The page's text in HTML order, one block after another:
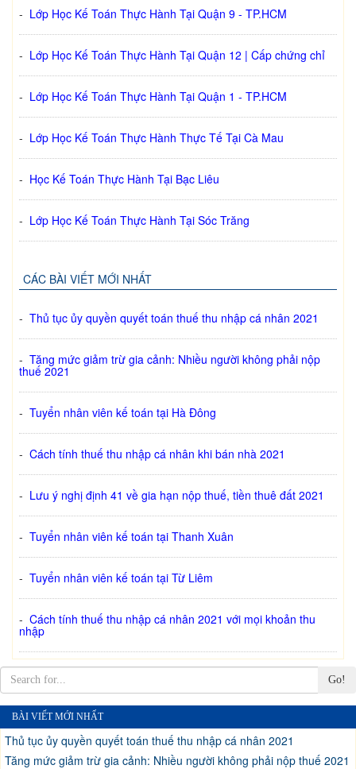
- Lớp Học Kế Toán Thực Hành Tại Quận 9 - TP.HCM
- Lớp Học Kế Toán Thực Hành Tại Quận 12 | Cấp chứng chỉ
- Lớp Học Kế Toán Thực Hành Tại Quận 1 - TP.HCM
- Lớp Học Kế Toán Thực Hành Thực Tế Tại Cà Mau
- Học Kế Toán Thực Hành Tại Bạc Liêu
- Lớp Học Kế Toán Thực Hành Tại Sóc Trăng
CÁC BÀI VIẾT MỚI NHẤT
- Thủ tục ủy quyền quyết toán thuế thu nhập cá nhân 2021
- Tăng mức giảm trừ gia cảnh: Nhiều người không phải nộp
thuế 2021
- Tuyển nhân viên kế toán tại Hà Đông
- Cách tính thuế thu nhập cá nhân khi bán nhà 2021
- Lưu ý nghị định 41 về gia hạn nộp thuế, tiền thuê đất 2021
- Tuyển nhân viên kế toán tại Thanh Xuân
- Tuyển nhân viên kế toán tại Từ Liêm
- Cách tính thuế thu nhập cá nhân 2021 với mọi khoản thu
nhập
Go!
BÀI VIẾT MỚI NHẤT
Thủ tục ủy quyền quyết toán thuế thu nhập cá nhân 2021
Tăng mức giảm trừ gia cảnh: Nhiều người không phải nộp thuế 2021